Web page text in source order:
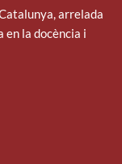
arrelada
la docència i